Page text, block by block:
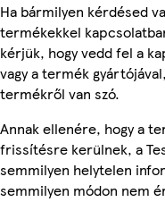
Ha bármilyen kérdésed
termékekkel
kérjük, hogy vedd fel a
vagy a termék
termékről van szó.
Annak ellenére, hogy a
frissítésre kerülnek, a
semmilyen helytelen
semmilyen módon nem